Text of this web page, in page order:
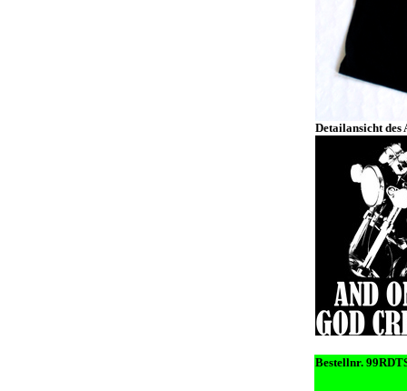
Detailansicht des
Bestellnr.